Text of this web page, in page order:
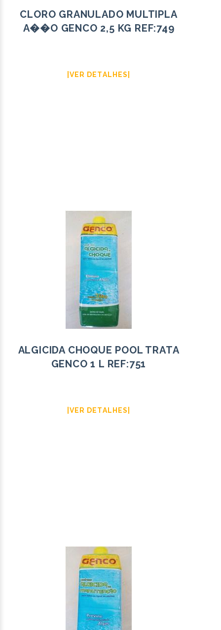
CLORO GRANULADO MULTIPLA
A��O GENCO 2,5 KG REF:749
|VER DETALHES|
ALGICIDA CHOQUE POOL TRATA
GENCO 1 L REF:751
|VER DETALHES|